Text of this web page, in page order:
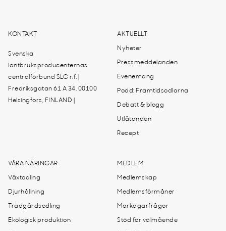
KONTAKT
Svenska
lantbruksproducenternas
centralförbund SLC r.f. |
Fredriksgatan 61 A 34, 00100
Helsingfors, FINLAND |
AKTUELLT
Nyheter
Pressmeddelanden
Evenemang
Podd: Framtidsodlarna
Debatt & blogg
Utlåtanden
Recept
VÅRA NÄRINGAR
Växtodling
Djurhållning
Trädgårdsodling
Ekologisk produktion
MEDLEM
Medlemskap
Medlemsförmåner
Markägarfrågor
Stöd för välmående